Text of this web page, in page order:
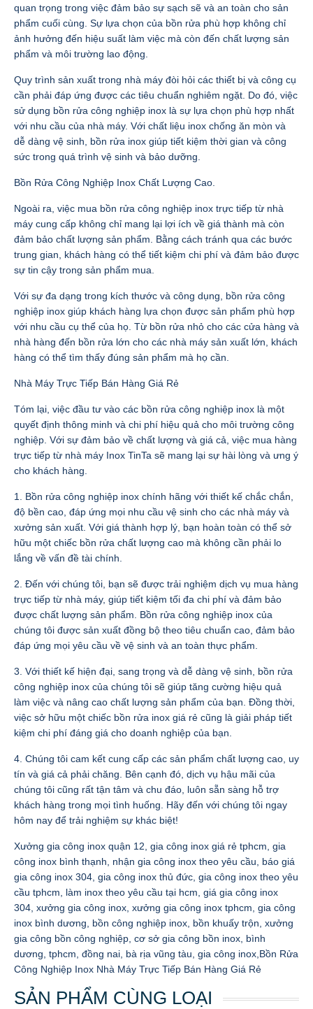
quan trọng trong việc đảm bảo sự sạch sẽ và an toàn cho sản
phẩm cuối cùng. Sự lựa chọn của bồn rửa phù hợp không chỉ
ảnh hưởng đến hiệu suất làm việc mà còn đến chất lượng sản
phẩm và môi trường lao động.
Quy trình sản xuất trong nhà máy đòi hỏi các thiết bị và công cụ
cần phải đáp ứng được các tiêu chuẩn nghiêm ngặt. Do đó, việc
sử dụng bồn rửa công nghiệp inox là sự lựa chọn phù hợp nhất
với nhu cầu của nhà máy. Với chất liệu inox chống ăn mòn và
dễ dàng vệ sinh, bồn rửa inox giúp tiết kiệm thời gian và công
sức trong quá trình vệ sinh và bảo dưỡng.
Bồn Rửa Công Nghiệp Inox Chất Lượng Cao.
Ngoài ra, việc mua bồn rửa công nghiệp inox trực tiếp từ nhà
máy cung cấp không chỉ mang lại lợi ích về giá thành mà còn
đảm bảo chất lượng sản phẩm. Bằng cách tránh qua các bước
trung gian, khách hàng có thể tiết kiệm chi phí và đảm bảo được
sự tin cậy trong sản phẩm mua.
Với sự đa dạng trong kích thước và công dụng, bồn rửa công
nghiệp inox giúp khách hàng lựa chọn được sản phẩm phù hợp
với nhu cầu cụ thể của họ. Từ bồn rửa nhỏ cho các cửa hàng và
nhà hàng đến bồn rửa lớn cho các nhà máy sản xuất lớn, khách
hàng có thể tìm thấy đúng sản phẩm mà họ cần.
Nhà Máy Trực Tiếp Bán Hàng Giá Rẻ
Tóm lại, việc đầu tư vào các bồn rửa công nghiệp inox là một
quyết định thông minh và chi phí hiệu quả cho môi trường công
nghiệp. Với sự đảm bảo về chất lượng và giá cả, việc mua hàng
trực tiếp từ nhà máy Inox TinTa sẽ mang lại sự hài lòng và ưng ý
cho khách hàng.
1. Bồn rửa công nghiệp inox chính hãng với thiết kế chắc chắn,
độ bền cao, đáp ứng mọi nhu cầu vệ sinh cho các nhà máy và
xưởng sản xuất. Với giá thành hợp lý, bạn hoàn toàn có thể sở
hữu một chiếc bồn rửa chất lượng cao mà không cần phải lo
lắng về vấn đề tài chính.
2. Đến với chúng tôi, bạn sẽ được trải nghiệm dịch vụ mua hàng
trực tiếp từ nhà máy, giúp tiết kiệm tối đa chi phí và đảm bảo
được chất lượng sản phẩm. Bồn rửa công nghiệp inox của
chúng tôi được sản xuất đồng bộ theo tiêu chuẩn cao, đảm bảo
đáp ứng mọi yêu cầu về vệ sinh và an toàn thực phẩm.
3. Với thiết kế hiện đại, sang trọng và dễ dàng vệ sinh, bồn rửa
công nghiệp inox của chúng tôi sẽ giúp tăng cường hiệu quả
làm việc và nâng cao chất lượng sản phẩm của bạn. Đồng thời,
việc sở hữu một chiếc bồn rửa inox giá rẻ cũng là giải pháp tiết
kiệm chi phí đáng giá cho doanh nghiệp của bạn.
4. Chúng tôi cam kết cung cấp các sản phẩm chất lượng cao, uy
tín và giá cả phải chăng. Bên cạnh đó, dịch vụ hậu mãi của
chúng tôi cũng rất tận tâm và chu đáo, luôn sẵn sàng hỗ trợ
khách hàng trong mọi tình huống. Hãy đến với chúng tôi ngay
hôm nay để trải nghiệm sự khác biệt!
Xưởng gia công inox quận 12, gia công inox giá rẻ tphcm, gia
công inox bình thạnh, nhận gia công inox theo yêu cầu, báo giá
gia công inox 304, gia công inox thủ đức, gia công inox theo yêu
cầu tphcm, làm inox theo yêu cầu tại hcm, giá gia công inox
304, xưởng gia công inox, xưởng gia công inox tphcm, gia công
inox bình dương, bồn công nghiệp inox, bồn khuấy trộn, xưởng
gia công bồn công nghiệp, cơ sở gia công bồn inox, bình
dương, tphcm, đồng nai, bà rịa vũng tàu, gia công inox,Bồn Rửa
Công Nghiệp Inox Nhà Máy Trực Tiếp Bán Hàng Giá Rẻ
SẢN PHẨM CÙNG LOẠI